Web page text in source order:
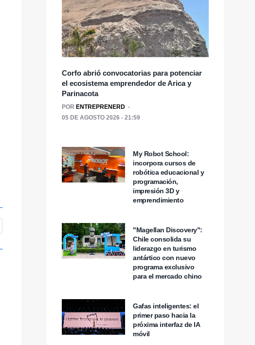
Corfo abrió convocatorias para potenciar
el ecosistema emprendedor de Arica y
Parinacota
POR ENTREPRENERD
05 DE AGOSTO 2026 - 21:59
My Robot School:
incorpora cursos de
robótica educacional y
programación,
impresión 3D y
emprendimiento
"Magellan Discovery":
Chile consolida su
liderazgo en turismo
antártico con nuevo
programa exclusivo
para el mercado chino
Gafas inteligentes: el
primer paso hacia la
próxima interfaz de IA
móvil